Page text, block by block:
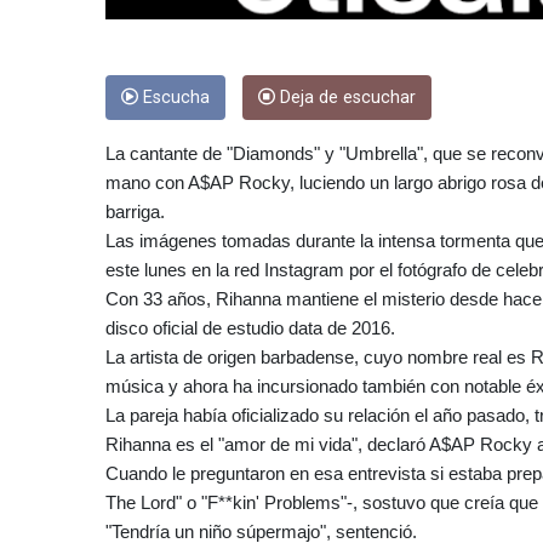
Escucha Deja de escuchar
La cantante de "Diamonds" y "Umbrella", que se
mano con A$AP Rocky, luciendo un largo abrigo rosa
barriga.
Las imágenes tomadas durante la intensa tormenta
este lunes en la red Instagram por el fotógrafo de
Con 33 años, Rihanna mantiene el misterio desde
disco oficial de estudio data de 2016.
La artista de origen barbadense, cuyo nombre real es
música y ahora ha incursionado también con notable
La pareja había oficializado su relación el año pasado,
Rihanna es el "amor de mi vida", declaró A$AP Rocky
Cuando le preguntaron en esa entrevista si estaba
The Lord" o "F**kin' Problems"-, sostuvo que creía
"Tendría un niño súpermajo", sentenció.